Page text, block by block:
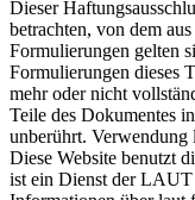
Dieser
betrachten, von dem
Formulierungen gelten
Formulierungen dieses
mehr oder nicht
Teile des Dokumentes
unberührt.
Diese Website benutzt
ist ein Dienst der